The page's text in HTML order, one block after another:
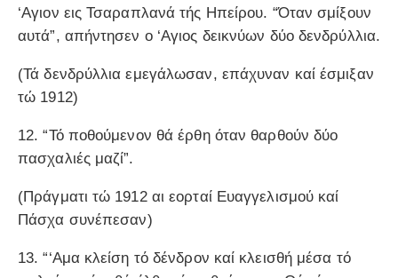
‘Aγιον εις Τσαραπλανά τής Ηπείρου. “Όταν σμίξουν
αυτά”, απήντησεν ο ‘Aγιος δεικνύων δύο δενδρύλλια.
(Τά δενδρύλλια εμεγάλωσαν, επάχυναν καί έσμιξαν
τώ 1912)
12. “Τό ποθούμενον θά έρθη όταν θαρθούν δύο
πασχαλιές μαζί”.
(Πράγματι τώ 1912 αι εορταί Ευαγγελισμού καί
Πάσχα συνέπεσαν)
13. “‘Aμα κλείση τό δένδρον καί κλεισθή μέσα τό